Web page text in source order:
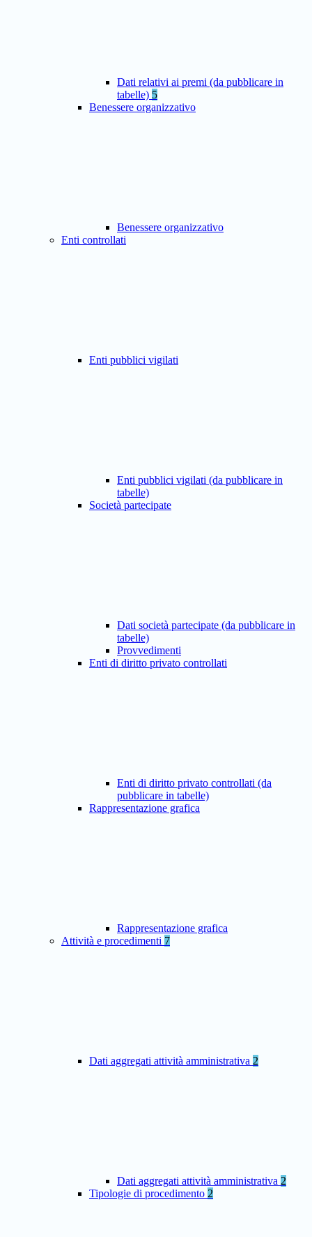
Dati relativi ai premi (da pubblicare in
tabelle) 5
Benessere organizzativo
Benessere organizzativo
Enti controllati
Enti pubblici vigilati
Enti pubblici vigilati (da pubblicare in
tabelle)
Società partecipate
Dati società partecipate (da pubblicare in
tabelle)
Provvedimenti
Enti di diritto privato controllati
Enti di diritto privato controllati (da
pubblicare in tabelle)
Rappresentazione grafica
Rappresentazione grafica
Attività e procedimenti 7
Dati aggregati attività amministrativa 2
Dati aggregati attività amministrativa 2
Tipologie di procedimento 2